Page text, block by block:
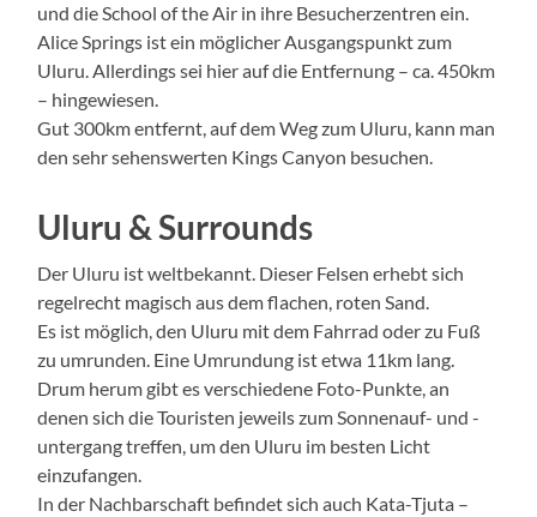
und die School of the Air in ihre Besucherzentren ein.
Alice Springs ist ein möglicher Ausgangspunkt zum
Uluru. Allerdings sei hier auf die Entfernung – ca. 450km
– hingewiesen.
Gut 300km entfernt, auf dem Weg zum Uluru, kann man
den sehr sehenswerten Kings Canyon besuchen.
Uluru & Surrounds
Der Uluru ist weltbekannt. Dieser Felsen erhebt sich
regelrecht magisch aus dem flachen, roten Sand.
Es ist möglich, den Uluru mit dem Fahrrad oder zu Fuß
zu umrunden. Eine Umrundung ist etwa 11km lang.
Drum herum gibt es verschiedene Foto-Punkte, an
denen sich die Touristen jeweils zum Sonnenauf- und -
untergang treffen, um den Uluru im besten Licht
einzufangen.
In der Nachbarschaft befindet sich auch Kata-Tjuta –